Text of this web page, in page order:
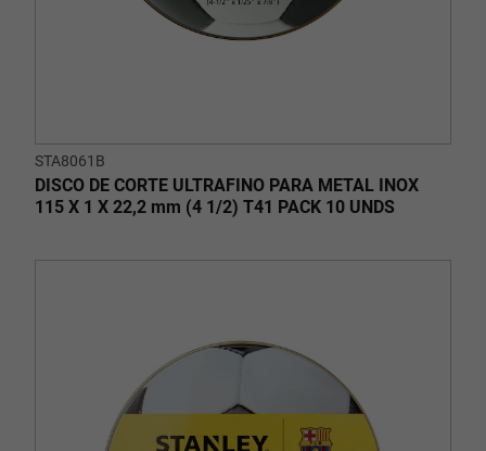
STA8061B
DISCO DE CORTE ULTRAFINO PARA METAL INOX
115 X 1 X 22,2 mm (4 1/2) T41 PACK 10 UNDS